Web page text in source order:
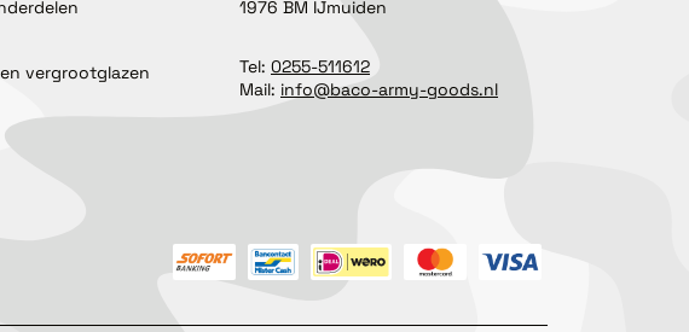
vergrootglazen
1976 BM IJmuiden
Tel: 0255-511612
Mail: info@baco-army-goods.nl